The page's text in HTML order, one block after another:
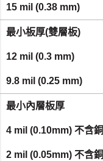
15 mil (0.38 mm)
最小板厚(雙層板)
12 mil (0.3 mm)
9.8 mil (0.25 mm)
最小內層板厚
4 mil (0.10mm) 不含銅
2 mil (0.05mm) 不含銅